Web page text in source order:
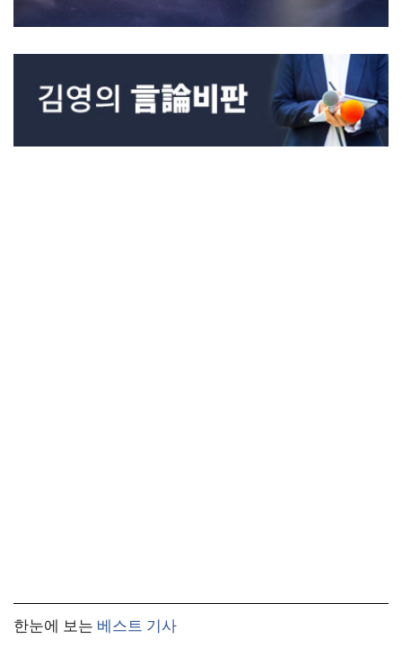
한눈에 보는 베스트 기사